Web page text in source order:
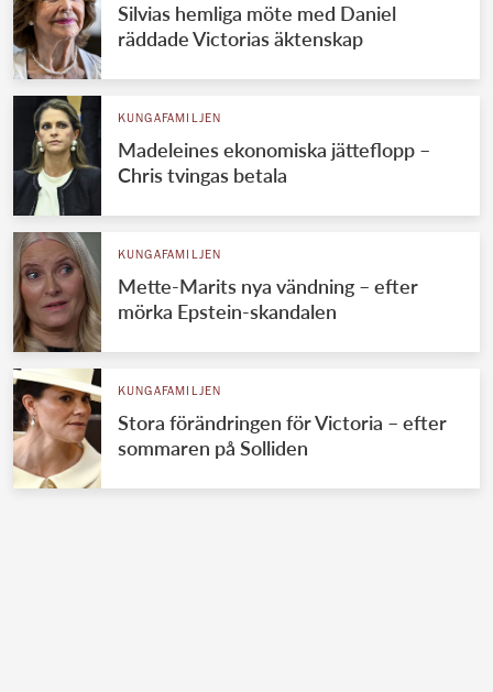
Silvias hemliga möte med Daniel
räddade Victorias äktenskap
KUNGAFAMILJEN
Madeleines ekonomiska jätteflopp –
Chris tvingas betala
KUNGAFAMILJEN
Mette-Marits nya vändning – efter
mörka Epstein-skandalen
KUNGAFAMILJEN
Stora förändringen för Victoria – efter
sommaren på Solliden